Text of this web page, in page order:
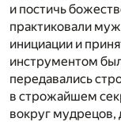
и постичь
практиковали
инициации и
инструментом
передавались
в строжайшем
вокруг мудрецов,